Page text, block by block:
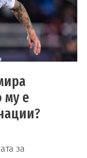
му е
за